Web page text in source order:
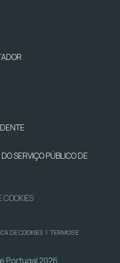
SERVIÇO PÚBLICO DE
COOKIES
DE COOKIES | TERMOS E
Portugal 2026